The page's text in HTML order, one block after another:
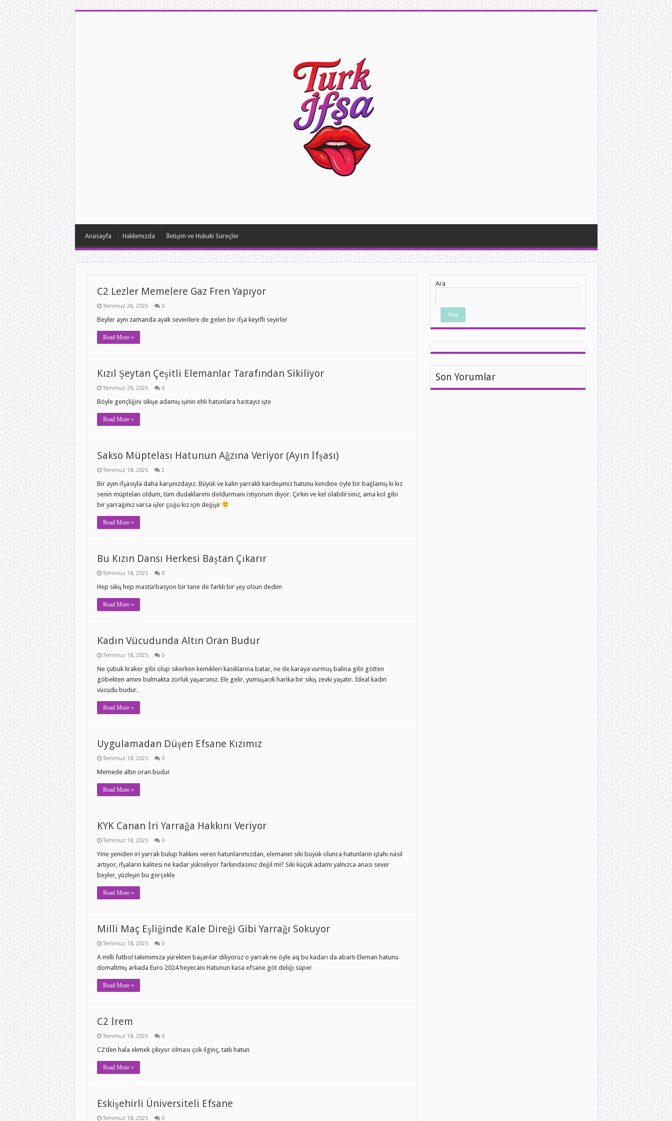
Anasayfa Hakkımızda İletişim ve Hukuki Süreçler
C2 Lezler Memelere Gaz Fren Yapıyor
Temmuz 26, 2025 0
Beyler aynı zamanda ayak sevenlere de gelen bir ifşa keyifli seyirler
Read More »
Kızıl Şeytan Çeşitli Elemanlar Tarafından Sikiliyor
Temmuz 26, 2025 0
Böyle gençliğini sikişe adamış işinin ehli hatunlara hastayız işte
Read More »
Sakso Müptelası Hatunun Ağzına Veriyor (Ayın İfşası)
Temmuz 18, 2025 2
Bir ayın ifşasıyla daha karşınızdayız. Büyük ve kalın yarraklı kardeşimiz hatunu kendine öyle bir bağlamış ki kız
senin müptelan oldum, tüm dudaklarımı doldurmanı istiyorum diyor. Çirkin ve kel olabilirsiniz, ama kol gibi
bir yarrağınız varsa işler çoğu kız için değişir
Read More »
Bu Kızın Dansı Herkesi Baştan Çıkarır
Temmuz 18, 2025 0
Hep sikiş hep mastürbasyon bir tane de farklı bir şey olsun dedim
Read More »
Kadın Vücudunda Altın Oran Budur
Temmuz 18, 2025 0
Ne çubuk kraker gibi olup sikerken kemikleri kasıklarına batar, ne de karaya vurmuş balina gibi götten
göbekten amını bulmakta zorluk yaşarsınız. Ele gelir, yumuşacık harika bir sikiş zevki yaşatır. İdeal kadın
vücudu budur.
Read More »
Uygulamadan Düşen Efsane Kızımız
Temmuz 18, 2025 0
Memede altın oran budur
Read More »
KYK Canan İri Yarrağa Hakkını Veriyor
Temmuz 18, 2025 0
Yine yeniden iri yarrak bulup hakkını veren hatunlarımızdan, elemanın siki büyük olunca hatunların iştahı nasıl
artıyor, ifşaların kalitesi ne kadar yükseliyor farkındasınız değil mi? Siki küçük adamı yalnızca anası sever
beyler, yüzleşin bu gerçekle
Read More »
Milli Maç Eşliğinde Kale Direği Gibi Yarrağı Sokuyor
Temmuz 18, 2025 0
A milli futbol takımımıza yürekten başarılar diliyoruz o yarrak ne öyle aq bu kadarı da abartı Eleman hatunu
domaltmış arkada Euro 2024 heyecanı Hatunun kasa efsane göt deliği süper
Read More »
C2 İrem
Temmuz 18, 2025 0
C2’den hala ekmek çıkıyor olması çok ilginç, tatlı hatun
Read More »
Eskişehirli Üniversiteli Efsane
Temmuz 18, 2025 0
Ara
Ara
Son Yorumlar